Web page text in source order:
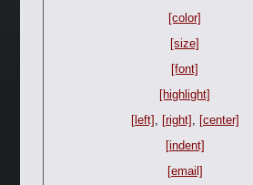
[color]
[size]
[font]
[highlight]
[left] , [right] , [center]
[indent]
[email]